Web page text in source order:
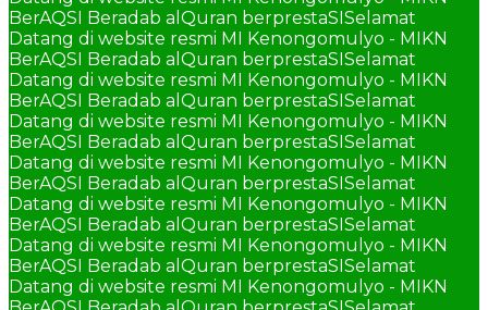
BerAQSI Beradab alQuran berprestaSISelamat
Datang di website resmi MI Kenongomulyo - MIKN
BerAQSI Beradab alQuran berprestaSISelamat
Datang di website resmi MI Kenongomulyo - MIKN
BerAQSI Beradab alQuran berprestaSISelamat
Datang di website resmi MI Kenongomulyo - MIKN
BerAQSI Beradab alQuran berprestaSISelamat
Datang di website resmi MI Kenongomulyo - MIKN
BerAQSI Beradab alQuran berprestaSISelamat
Datang di website resmi MI Kenongomulyo - MIKN
BerAQSI Beradab alQuran berprestaSISelamat
Datang di website resmi MI Kenongomulyo - MIKN
BerAQSI Beradab alQuran berprestaSISelamat
Datang di website resmi MI Kenongomulyo - MIKN